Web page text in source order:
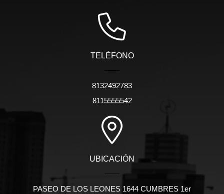
TELÉFONO
8132492783
8115555542
UBICACIÓN
PASEO DE LOS LEONES 1644 CUMBRES 1er